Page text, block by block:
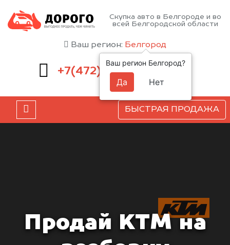
Скупка авто в Белгороде и во
всей Белгородской области
Ваш регион: Белгород
+7(472) 220-54-52
БЫСТРАЯ ПРОДАЖА
Продай KTM на
Ваш регион Белгород?
Да Нет